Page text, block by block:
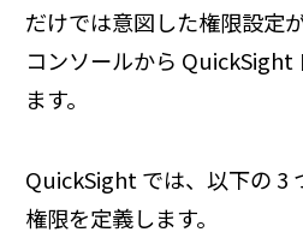
だけでは意図した権限設定
コンソールから QuickSight
ます。
QuickSight では、以下の 3
権限を定義します。